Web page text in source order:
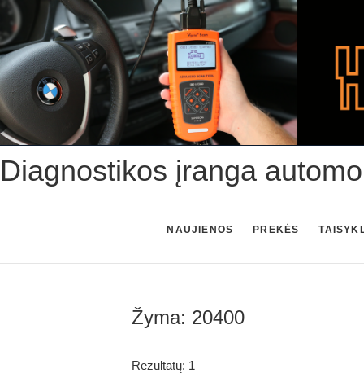
Skip
to
content
Diagnostikos įranga
NAUJIENOS PREKĖS
Žyma: 20400
Rezultatų: 1